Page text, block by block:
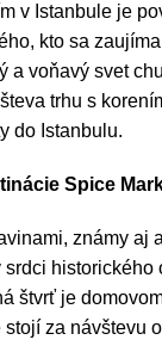
v Istanbule je
kto sa
a voňavý svet
trhu s
do Istanbulu.
Spice
známy aj
srdci historického
štvrť je
za návštevu